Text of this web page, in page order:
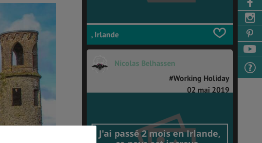
, Irlande
Nicolas Belhassen
#Working Holiday
02 mai 2019
J'ai passé 2 mois en Irlande,